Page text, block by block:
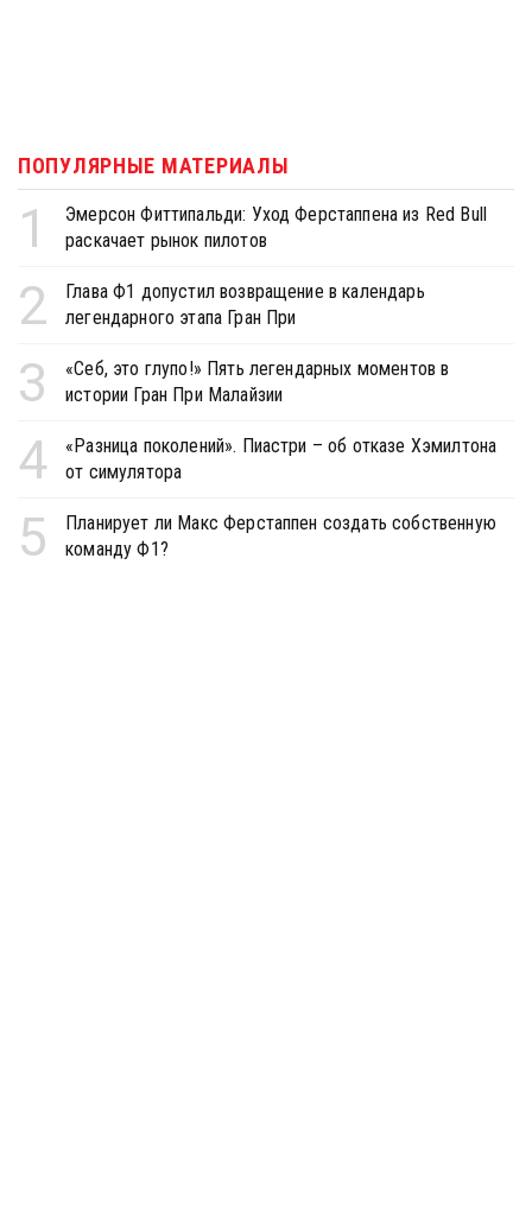
ПОПУЛЯРНЫЕ МАТЕРИАЛЫ
1
Эмерсон Фиттипальди: Уход Ферстаппена из Red Bull
раскачает рынок пилотов
2
Глава Ф1 допустил возвращение в календарь
легендарного этапа Гран При
3
«Себ, это глупо!» Пять легендарных моментов в
истории Гран При Малайзии
4
«Разница поколений». Пиастри – об отказе Хэмилтона
от симулятора
5
Планирует ли Макс Ферстаппен создать собственную
команду Ф1?